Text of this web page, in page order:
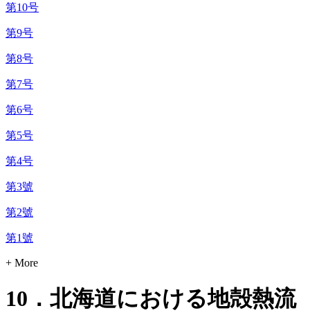
第10号
第9号
第8号
第7号
第6号
第5号
第4号
第3號
第2號
第1號
+ More
10．北海道における地殻熱流